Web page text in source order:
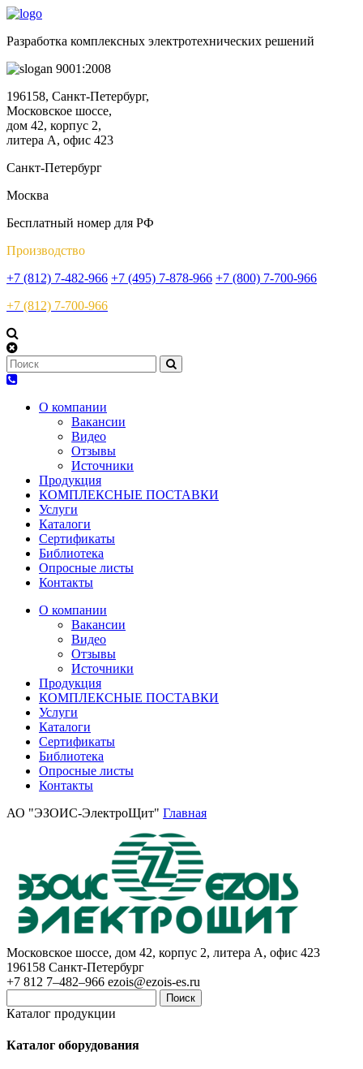
Разработка комплексных электротехнических решений
9001:2008
196158, Санкт-Петербург,
Московское шоссе,
дом 42, корпус 2,
литера А, офис 423
Санкт-Петербург
Москва
Бесплатный номер для РФ
Производство
+7 (812) 7-482-966 +7 (495) 7-878-966 +7 (800) 7-700-966
+7 (812) 7-700-966
О компании
Вакансии
Видео
Отзывы
Источники
Продукция
КОМПЛЕКСНЫЕ ПОСТАВКИ
Услуги
Каталоги
Сертификаты
Библиотека
Опросные листы
Контакты
О компании
Вакансии
Видео
Отзывы
Источники
Продукция
КОМПЛЕКСНЫЕ ПОСТАВКИ
Услуги
Каталоги
Сертификаты
Библиотека
Опросные листы
Контакты
АО "ЭЗОИС-ЭлектроЩит" Главная
Московское шоссе, дом 42, корпус 2, литера А, офис 423
196158 Санкт-Петербург
+7 812 7–482–966 ezois@ezois-es.ru
Поиск
Каталог продукции
Каталог оборудования